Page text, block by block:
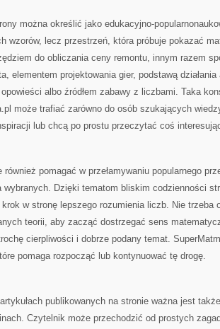
można określić jako edukacyjno-
wzorów, lecz przestrzeń, która próbuje pokazać
do obliczania ceny remontu, innym razem
elementem projektowania gier, podstawą
albo źródłem zabawy z liczbami. Taka
może trafiać zarówno do osób szukających
lub chcą po prostu przeczytać coś
również pomagać w przełamywaniu popularnego
wybranych. Dzięki tematom bliskim codzienności
w stronę lepszego rozumienia liczb. Nie trzeba
teorii, aby zacząć dostrzegać sens
cierpliwości i dobrze podany temat.
pomaga rozpocząć lub kontynuować tę drogę.
publikowanych na stronie ważna jest
Czytelnik może przechodzić od prostych